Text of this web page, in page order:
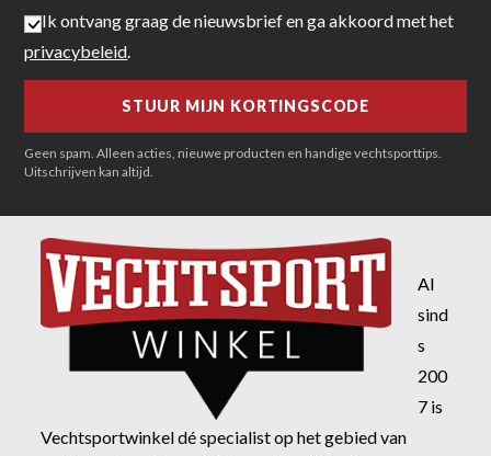
Ik ontvang graag de nieuwsbrief en ga akkoord met het
privacybeleid.
Geen spam. Alleen acties, nieuwe producten en handige vechtsporttips.
Uitschrijven kan altijd.
Al
sind
s
200
7 is
Vechtsportwinkel dé specialist op het gebied van